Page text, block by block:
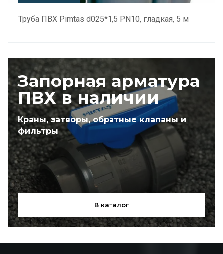
Труба ПВХ Pimtas d025*1,5 PN10, гладкая, 5 м
Запорная арматура
ПВХ в наличии
Краны, затворы, обратные клапаны и
фильтры
В каталог